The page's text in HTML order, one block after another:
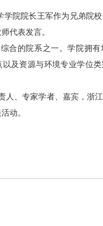
院院长王军作为兄弟院
代表发言。
合的院系之一。学院拥
及资源与环境专业学位
人、专家学者、嘉宾，浙
动。